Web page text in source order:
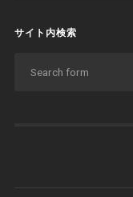
サイト内検索